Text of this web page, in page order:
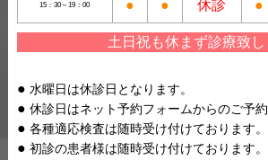
15：30～19：00 ● ● 休診 ●
土日祝も休まず診療致し
水曜日は休診日となります。
休診日はネット予約フォームからのご予
各種適応検査は随時受け付けております。
初診の患者様は随時受け付けております。